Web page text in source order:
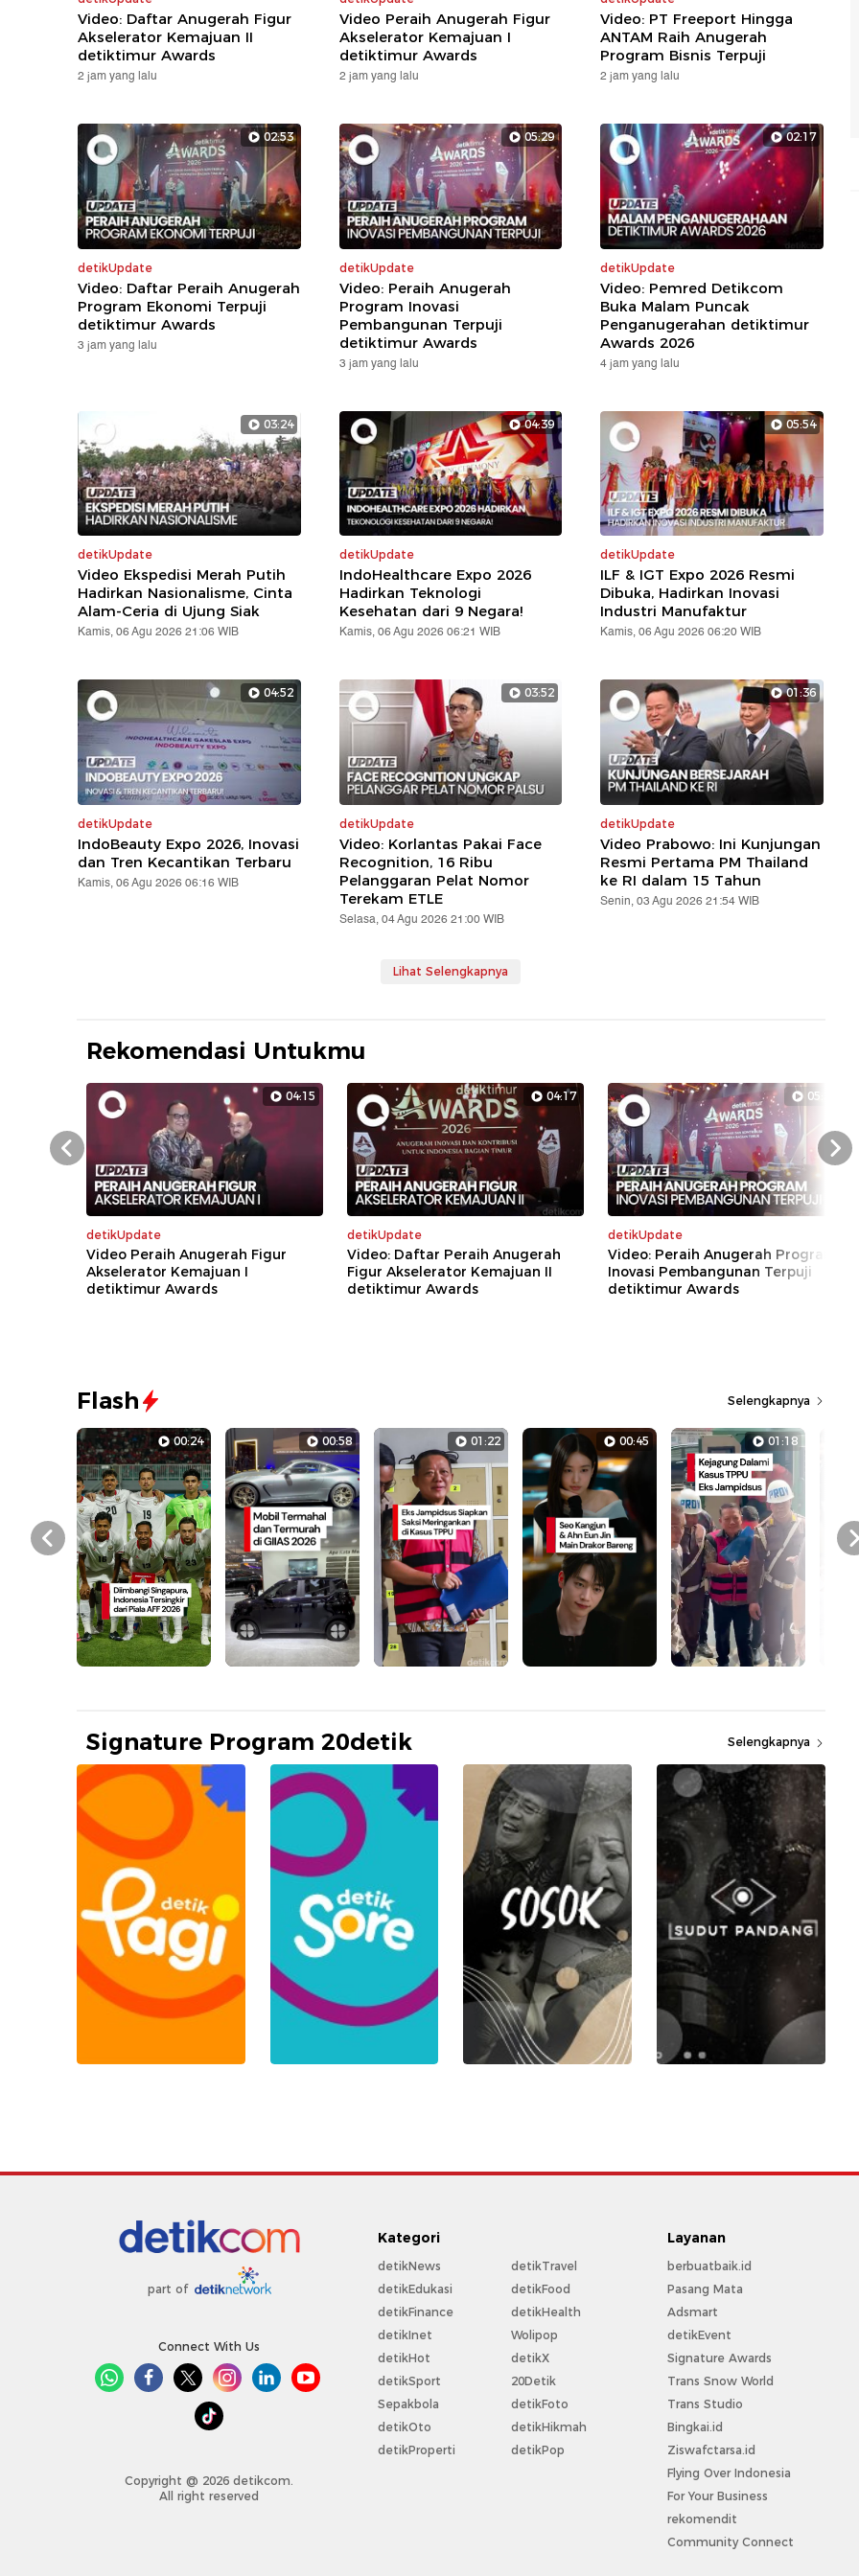
Video: Daftar Anugerah Figur
Akselerator Kemajuan II
detiktimur Awards
2 jam yang lalu
Video Peraih Anugerah Figur
Akselerator Kemajuan I
detiktimur Awards
2 jam yang lalu
Video: PT Freeport Hingga
ANTAM Raih Anugerah
Program Bisnis Terpuji
2 jam yang lalu
02:53
detikUpdate
Video: Daftar Peraih Anugerah
Program Ekonomi Terpuji
detiktimur Awards
3 jam yang lalu
05:29
detikUpdate
Video: Peraih Anugerah
Program Inovasi
Pembangunan Terpuji
detiktimur Awards
3 jam yang lalu
02:17
detikUpdate
Video: Pemred Detikcom
Buka Malam Puncak
Penganugerahan detiktimur
Awards 2026
4 jam yang lalu
03:24
detikUpdate
Video Ekspedisi Merah Putih
Hadirkan Nasionalisme, Cinta
Alam-Ceria di Ujung Siak
Kamis, 06 Agu 2026 21:06 WIB
04:39
detikUpdate
IndoHealthcare Expo 2026
Hadirkan Teknologi
Kesehatan dari 9 Negara!
Kamis, 06 Agu 2026 06:21 WIB
05:54
detikUpdate
ILF & IGT Expo 2026 Resmi
Dibuka, Hadirkan Inovasi
Industri Manufaktur
Kamis, 06 Agu 2026 06:20 WIB
04:52
detikUpdate
IndoBeauty Expo 2026, Inovasi
dan Tren Kecantikan Terbaru
Kamis, 06 Agu 2026 06:16 WIB
03:52
detikUpdate
Video: Korlantas Pakai Face
Recognition, 16 Ribu
Pelanggaran Pelat Nomor
Terekam ETLE
Selasa, 04 Agu 2026 21:00 WIB
01:36
detikUpdate
Video Prabowo: Ini Kunjungan
Resmi Pertama PM Thailand
ke RI dalam 15 Tahun
Senin, 03 Agu 2026 21:54 WIB
Lihat Selengkapnya
Rekomendasi Untukmu
04:15
detikUpdate
Video Peraih Anugerah Figur
Akselerator Kemajuan I
detiktimur Awards
04:17
detikUpdate
Video: Daftar Peraih Anugerah
Figur Akselerator Kemajuan II
detiktimur Awards
05:29
detikUpdate
Video: Peraih Anugerah Program
Inovasi Pembangunan Terpuji
detiktimur Awards
Prev Next
Flash Selengkapnya
00:24 00:58 01:22 00:45 01:18
Prev
Signature Program 20detik Selengkapnya
part of
Connect With Us
Copyright @ 2026 detikcom.
All right reserved
Kategori
detikNews
detikEdukasi
detikFinance
detikInet
detikHot
detikSport
Sepakbola
detikOto
detikProperti
detikTravel
detikFood
detikHealth
Wolipop
detikX
20Detik
detikFoto
detikHikmah
detikPop
Layanan
berbuatbaik.id
Pasang Mata
Adsmart
detikEvent
Signature Awards
Trans Snow World
Trans Studio
Bingkai.id
Ziswafctarsa.id
Flying Over Indonesia
For Your Business
rekomendit
Community Connect